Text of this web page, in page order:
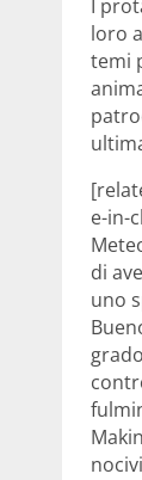
I
loro
temi
e-in-
di
uno